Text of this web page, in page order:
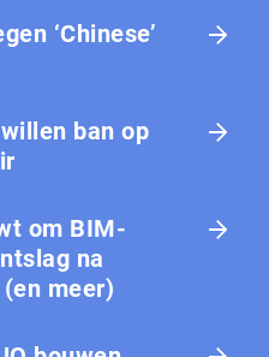
‘Chinese’
ban op
om BIM-
na
meer)